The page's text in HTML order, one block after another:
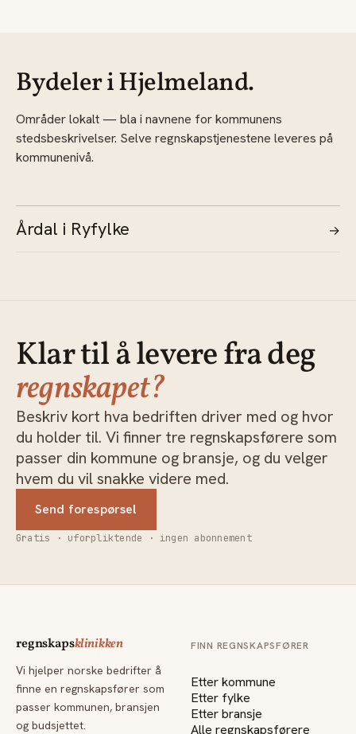
Bydeler i Hjelmeland.
Områder lokalt — bla i navnene for kommunens
stedsbeskrivelser. Selve regnskapstjenestene leveres på
kommunenivå.
Årdal i Ryfylke →
Klar til å levere fra deg
regnskapet?
Beskriv kort hva bedriften driver med og hvor
du holder til. Vi finner tre regnskapsførere som
passer din kommune og bransje, og du velger
hvem du vil snakke videre med.
Send forespørsel
Gratis · uforpliktende · ingen abonnement
regnskapsklinikken
Vi hjelper norske bedrifter å
finne en regnskapsfører som
passer kommunen, bransjen
og budsjettet.
FINN REGNSKAPSFØRER
Etter kommune
Etter fylke
Etter bransje
Alle regnskapsførere